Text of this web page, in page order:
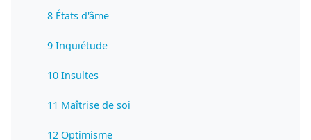
8 États d'âme
9 Inquiétude
10 Insultes
11 Maîtrise de soi
12 Optimisme